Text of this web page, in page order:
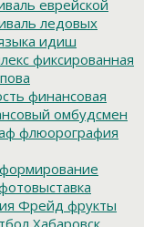
еврейской
ледовых
идиш
фиксированная
финансовая
омбудсмен
флюорография
формирование
Фрейд фрукты
Хабаровск